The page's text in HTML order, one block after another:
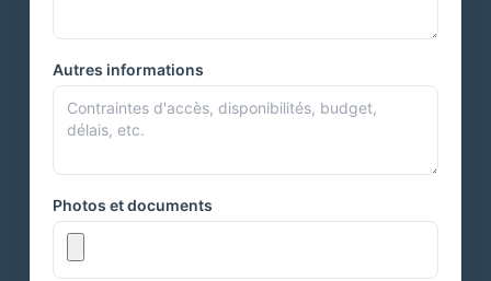
Autres informations
Photos et documents